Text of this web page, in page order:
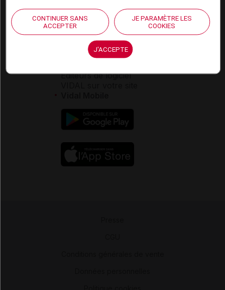
Service client
Contact
Espace partenaires
Éditeurs de logiciel
CONTINUER SANS
ACCEPTER
JE PARAMÈTRE LES
COOKIES
J'ACCEPTE